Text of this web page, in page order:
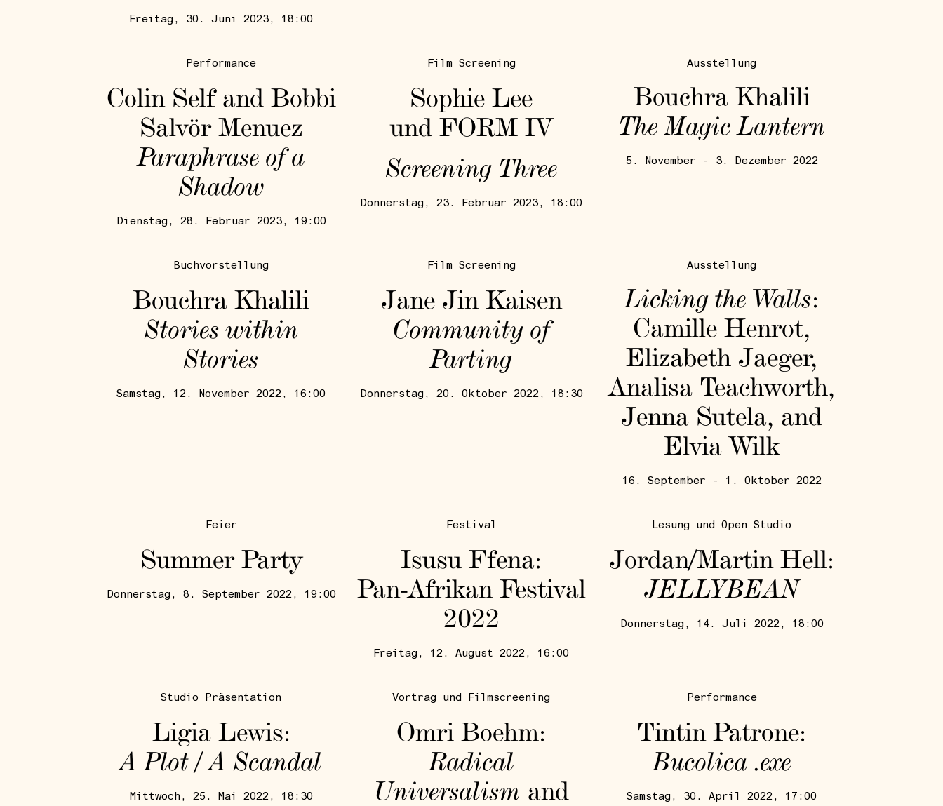
Freitag, 30. Juni 2023, 18:00
Performance
Colin Self and Bobbi
Salvör Menuez
Paraphrase of a
Shadow
Dienstag, 28. Februar 2023, 19:00
Film Screening
Sophie Lee
und FORM IV
Screening Three
Donnerstag, 23. Februar 2023, 18:00
Ausstellung
Bouchra Khalili
The Magic Lantern
5. November - 3. Dezember 2022
Buchvorstellung
Bouchra Khalili
Stories within
Stories
Samstag, 12. November 2022, 16:00
Film Screening
Jane Jin Kaisen
Community of
Parting
Donnerstag, 20. Oktober 2022, 18:30
Ausstellung
Licking the Walls:
Camille Henrot,
Elizabeth Jaeger,
Analisa Teachworth,
Jenna Sutela, and
Elvia Wilk
16. September - 1. Oktober 2022
Feier
Summer Party
Donnerstag, 8. September 2022, 19:00
Festival
Isusu Ffena:
Pan-Afrikan Festival
2022
Freitag, 12. August 2022, 16:00
Lesung und Open Studio
Jordan/Martin Hell:
JELLYBEAN
Donnerstag, 14. Juli 2022, 18:00
Studio Präsentation
Ligia Lewis:
A Plot / A Scandal
Mittwoch, 25. Mai 2022, 18:30
Vortrag und Filmscreening
Omri Boehm:
Radical
Universalism and
Performance
Tintin Patrone:
Bucolica .exe
Samstag, 30. April 2022, 17:00